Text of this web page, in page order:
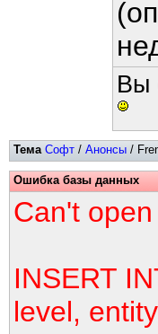
Вы
Тема Софт / Анонсы /
Ошибка базы данных
Can't
INSERT
level,